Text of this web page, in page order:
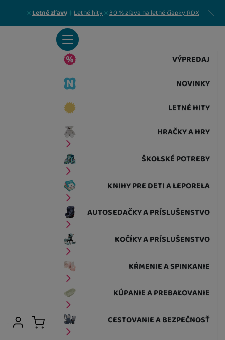
Letné zľavy Letné hity 30 % zľava na letné čiapky RDX Zavrieť
VÝPREDAJ
NOVINKY
LETNÉ HITY
HRAČKY A HRY
ŠKOLSKÉ POTREBY
KNIHY PRE DETI A LEPORELA
AUTOSEDAČKY A PRÍSLUŠENSTVO
KOČÍKY A PRÍSLUŠENSTVO
KŔMENIE A SPINKANIE
KÚPANIE A PREBAĽOVANIE
CESTOVANIE A BEZPEČNOSŤ
Užívateľská sekcia
Prihlásiť sa
Košík